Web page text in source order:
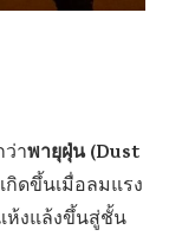
าพายุฝุ่น (Dust
ดขึ้นเมื่อลมแรง
ห้งแล้งขึ้นสู่ชั้น